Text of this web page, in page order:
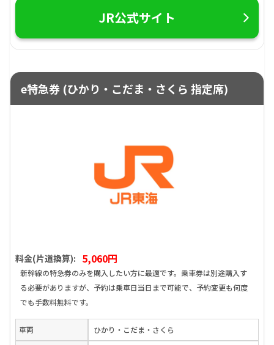
JR公式サイト
e特急券 (ひかり・こだま・さくら 指定席)
料金(片道換算): 5,060円
新幹線の特急券のみを購入したい方に最適です。乗車券は別途購入す
る必要がありますが、予約は乗車日当日まで可能で、予約変更も何度
でも手数料無料です。
車両 ひかり・こだま・さくら